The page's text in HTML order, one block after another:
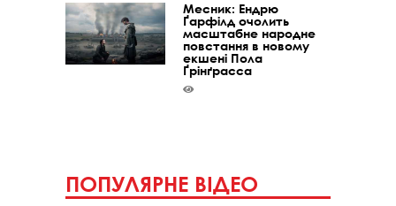
Месник: Ендрю
Ґарфілд очолить
масштабне народне
повстання в новому
екшені Пола
Ґрінґрасса
ПОПУЛЯРНЕ ВІДЕО